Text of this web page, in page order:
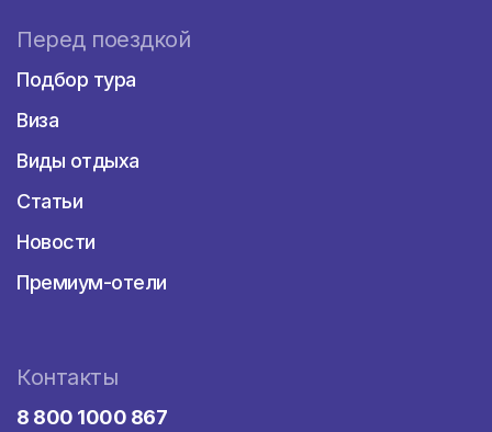
Перед поездкой
Подбор тура
Виза
Виды отдыха
Статьи
Новости
Премиум-отели
Контакты
8 800 1000 867